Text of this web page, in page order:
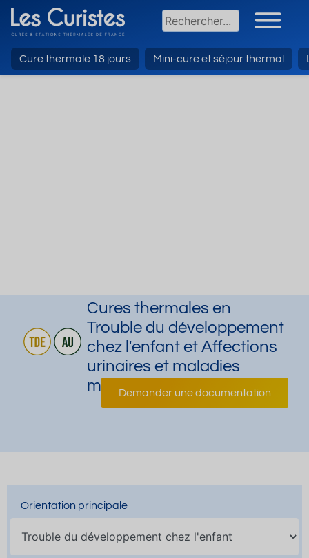
Cure thermale 18 jours Mini-cure et séjour thermal
Cures thermales en
Trouble du développement
chez l'enfant et Affections
urinaires et maladies
métaboliques
Demander une documentation
Orientation principale